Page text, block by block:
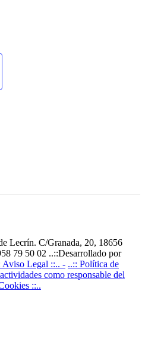
Lecrín. C/Granada, 20, 18656
79 50 02 ..::Desarrollado por
Aviso Legal ::.. - ..:: Política de
como responsable del
::..